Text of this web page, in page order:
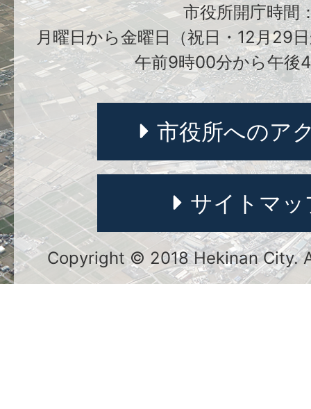
市役所開庁時間
月曜日から金曜日（祝日・12月29
午前9時00分から午後
市役所へのア
サイトマッ
Copyright © 2018 Hekinan City.